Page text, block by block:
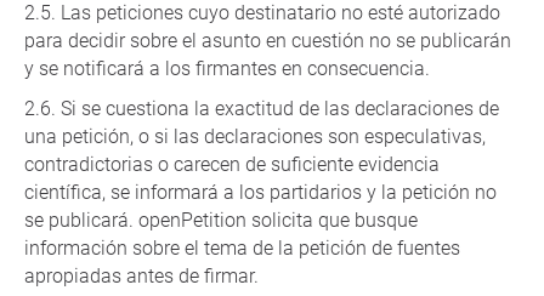
Las peticiones cuyo destinatario no esté autorizado
para decidir sobre el asunto en cuestión no se publicarán
y se notificará a los firmantes en consecuencia.
Si se cuestiona la exactitud de las declaraciones de
una petición, o si las declaraciones son especulativas,
contradictorias o carecen de suficiente evidencia
científica, se informará a los partidarios y la petición no
se publicará. openPetition solicita que busque
información sobre el tema de la petición de fuentes
apropiadas antes de firmar.